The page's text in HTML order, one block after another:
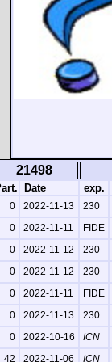
21498
Date exp.
0 2022-11-13 230
0
2022-11-11 FIDE
0
2022-11-12 230
0
2022-11-12 230
0
2022-11-11 FIDE
0
2022-11-13 230
0
2022-10-16 ICN
42
2022-11-06 ICN